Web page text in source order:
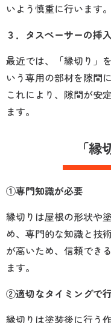
いよう慎重に行います。
３．タスペーサーの挿
最近では、「縁切り」
いう専用の部材を隙間
これにより、隙間が安
ます。
「
①専門知識が必要
縁切りは屋根の形状や
め、専門的な知識と技
が高いため、信頼でき
ます。
②適切なタイミングで
縁切りは塗装後に行う